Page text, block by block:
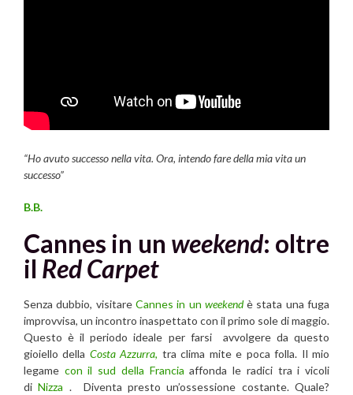
“Ho avuto successo nella vita. Ora, intendo fare della mia vita un
successo”
B.B.
Cannes in un weekend: oltre
il Red Carpet
Senza dubbio, visitare Cannes in un weekendè stata una fuga
improvvisa, un incontro inaspettato con il primo sole di maggio.
Questo è il periodo ideale per farsi avvolgere da questo
gioiello della Costa Azzurra, tra clima mite e poca folla. Il mio
legame con il sud della Francia affonda le radici tra i vicoli
diNizza . Diventa presto un’ossessione costante. Quale?